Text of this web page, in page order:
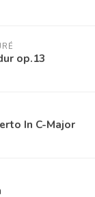
op.13
In C-Major